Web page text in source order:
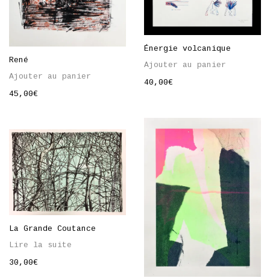
René
Ajouter au panier
45,00€
Énergie volcanique
Ajouter au panier
40,00€
La Grande Coutance
Lire la suite
30,00€